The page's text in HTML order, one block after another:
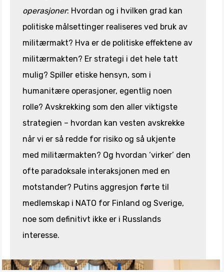
operasjoner: Hvordan og i hvilken grad kan
politiske målsettinger realiseres ved bruk av
militærmakt? Hva er de politiske effektene av
militærmakten? Er strategi i det hele tatt
mulig? Spiller etiske hensyn, som i
humanitære operasjoner, egentlig noen
rolle? Avskrekking som den aller viktigste
strategien – hvordan kan vesten avskrekke
når vi er så redde for risiko og så ukjente
med militærmakten? Og hvordan ‘virker’ den
ofte paradoksale interaksjonen med en
motstander? Putins aggresjon førte til
medlemskap i NATO for Finland og Sverige,
noe som definitivt ikke er i Russlands
interesse.